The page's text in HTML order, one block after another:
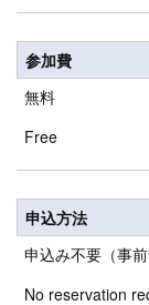
参加費
無料
Free
申込方法
申込み不要（事
No reservation